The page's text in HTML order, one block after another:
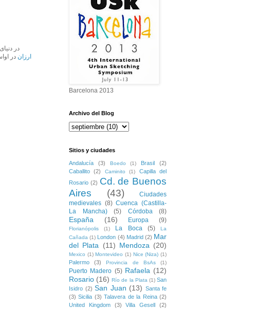
در
ارزان در
Barcelona 2013
Archivo del Blog
Sitios y ciudades
Andalucía (3) Boedo (1) Brasil
(2)
Caballito
(2) Caminito (1)
Capilla del
Rosario (2) Cd. de Buenos
Aires
(43)
Ciudades
medievales (8) Cuenca (Castilla-
La Mancha)
(5) Córdoba (8)
España (16) Europa (9)
Florianópolis (1) La Boca (5)
La
Cañada (1) London (4) Madrid (2) Mar
del Plata (11) Mendoza (20)
Mexico (1) Montevideo (1) Nice (Niza) (1)
Palermo (3) Provincia de BsAs (1)
Puerto Madero (5) Rafaela (12)
Rosario (16) Río de la Plata (1) San
Isidro (2) San Juan (13) Santa fe
(3) Sicilia (3) Talavera de la Reina (2)
United Kingdom
(3) Villa Gesell
(2)